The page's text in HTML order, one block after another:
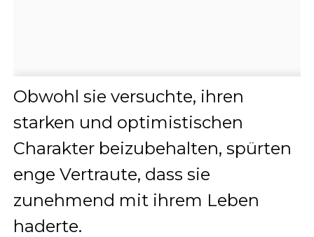
Obwohl sie versuchte, ihren
starken und optimistischen
Charakter beizubehalten, spürten
enge Vertraute, dass sie
zunehmend mit ihrem Leben
haderte.